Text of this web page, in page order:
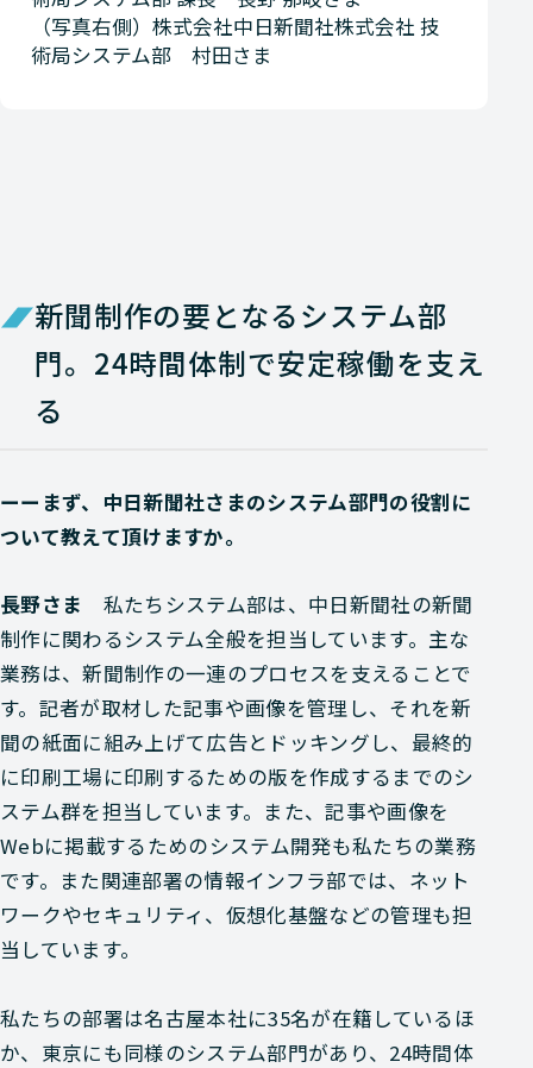
（写真右側）株式会社中日新聞社株式会社 技
術局システム部 村田さま
新聞制作の要となるシステム部
門。24時間体制で安定稼働を支え
る
ーーまず、中日新聞社さまのシステム部門の役割に
ついて教えて頂けますか。
長野さま 私たちシステム部は、中日新聞社の新聞
制作に関わるシステム全般を担当しています。主な
業務は、新聞制作の一連のプロセスを支えることで
す。記者が取材した記事や画像を管理し、それを新
聞の紙面に組み上げて広告とドッキングし、最終的
に印刷工場に印刷するための版を作成するまでのシ
ステム群を担当しています。また、記事や画像を
Webに掲載するためのシステム開発も私たちの業務
です。また関連部署の情報インフラ部では、ネット
ワークやセキュリティ、仮想化基盤などの管理も担
当しています。
私たちの部署は名古屋本社に35名が在籍しているほ
か、東京にも同様のシステム部門があり、24時間体